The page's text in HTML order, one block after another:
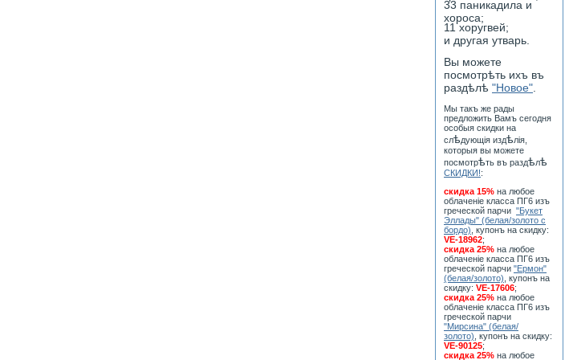
33 паникадила и
хороса;
11 хоругвей;
и другая утварь.
Вы можете
посмотрѣть ихъ въ
раздѣлѣ "Новое"
Мы такъ же рады
предложить Вамъ сегодня
особыя скидки на
слѣдующiя издѣлiя,
которыя вы можете
посмотрѣть въ раздѣлѣ
СКИДКИ!:
скидка 15% на любое
облаченiе класса ПГ6 изъ
греческой парчи "Букет
Эллады" (белая/золото с
бордо) , купонъ на скидку:
VE-18962;
скидка 25% на любое
облаченiе класса ПГ6 изъ
греческой парчи "Ермон"
(белая/золото) , купонъ на
скидку: VE-17606;
скидка 25% на любое
облаченiе класса ПГ6 изъ
греческой парчи
"Мирсина" (белая/
золото) , купонъ на скидку:
VE-90125;
скидка 25% на любое